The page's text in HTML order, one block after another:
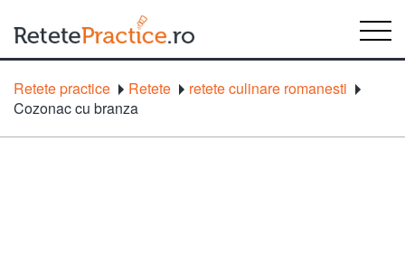
Retete practice Retete
retete culinare romanesti
Cozonac cu branza